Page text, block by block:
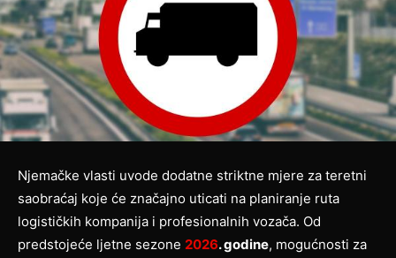
Njemačke vlasti uvode dodatne striktne mjere za teretni
saobraćaj koje će značajno uticati na planiranje ruta
logističkih kompanija i profesionalnih vozača. Od
predstojeće ljetne sezone 2026. godine, mogućnosti za